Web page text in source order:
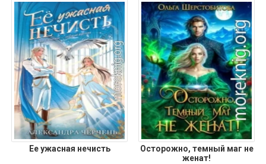
Ее ужасная нечисть
Осторожно, темный маг не
женат!